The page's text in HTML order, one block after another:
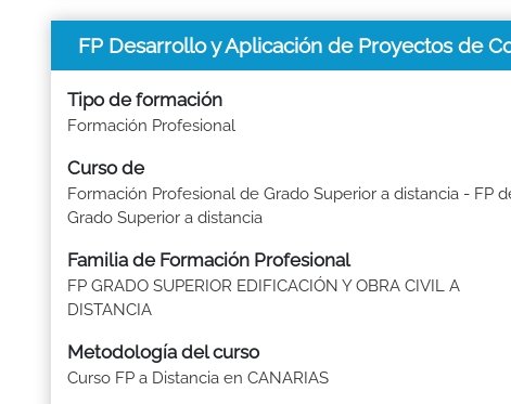
FP Desarrollo y Aplicación de Proyectos de
Tipo de formación
Formación Profesional
Curso de
Formación Profesional de Grado Superior a distancia - FP
Grado Superior a distancia
Familia de Formación Profesional
FP GRADO SUPERIOR EDIFICACIÓN Y OBRA CIVIL A
DISTANCIA
Metodología del curso
Curso FP a Distancia en CANARIAS